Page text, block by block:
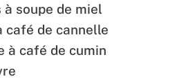
soupe de miel
café de cannelle
à café de cumin